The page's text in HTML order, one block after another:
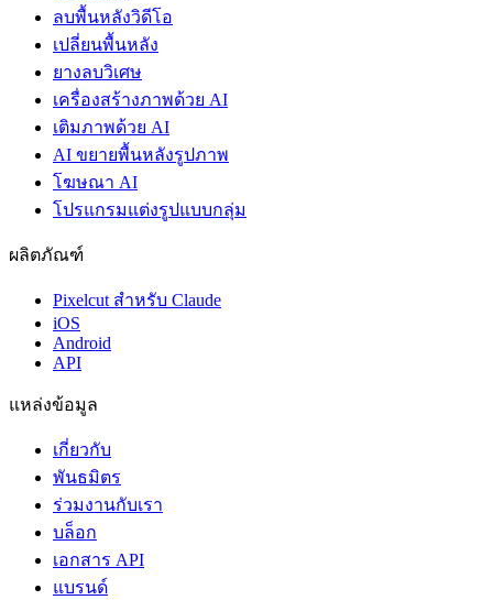
ลบพื้นหลังวิดีโอ
เปลี่ยนพื้นหลัง
ยางลบวิเศษ
เครื่องสร้างภาพด้วย AI
เติมภาพด้วย AI
AI ขยายพื้นหลังรูปภาพ
โฆษณา AI
โปรแกรมแต่งรูปแบบกลุ่ม
ผลิตภัณฑ์
Pixelcut สำหรับ Claude
iOS
Android
API
แหล่งข้อมูล
เกี่ยวกับ
พันธมิตร
ร่วมงานกับเรา
บล็อก
เอกสาร API
แบรนด์